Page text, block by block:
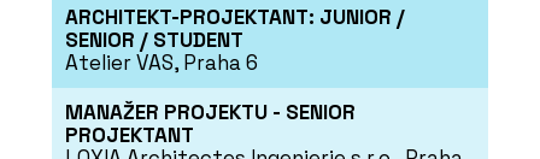
ARCHITEKT-PROJEKTANT: JUNIOR /
SENIOR / STUDENT
Atelier VAS, Praha 6
MANAŽER PROJEKTU - SENIOR
PROJEKTANT